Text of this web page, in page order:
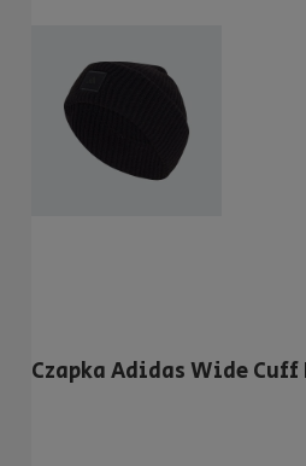
Czapka Adidas Wide Cuff